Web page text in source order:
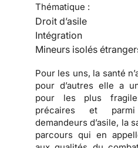
Thématique :
Droit d’asile
Intégration
Mineurs isolés
Pour les uns, la santé
pour d’autres elle a
pour les plus
précaires et
demandeurs d’asile, la
parcours qui en